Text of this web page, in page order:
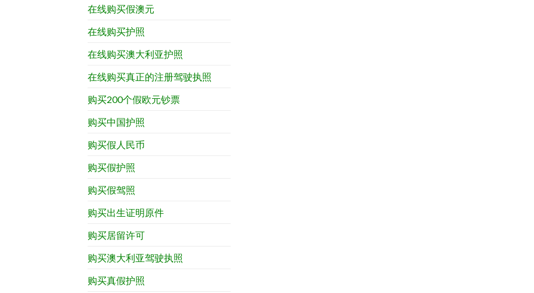
在线购买假澳元
在线购买护照
在线购买澳大利亚护照
在线购买真正的注册驾驶执照
购买200个假欧元钞票
购买中国护照
购买假人民币
购买假护照
购买假驾照
购买出生证明原件
购买居留许可
购买澳大利亚驾驶执照
购买真假护照